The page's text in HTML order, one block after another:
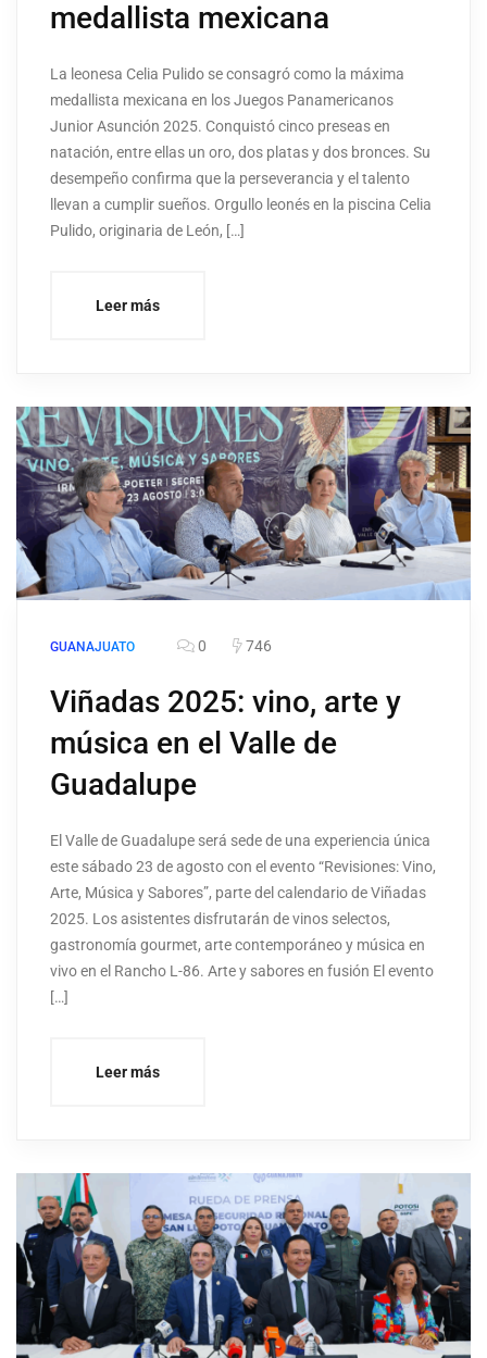
medallista mexicana
La leonesa Celia Pulido se consagró como la máxima
medallista mexicana en los Juegos Panamericanos
Junior Asunción 2025. Conquistó cinco preseas en
natación, entre ellas un oro, dos platas y dos bronces. Su
desempeño confirma que la perseverancia y el talento
llevan a cumplir sueños. Orgullo leonés en la piscina Celia
Pulido, originaria de León, […]
Leer más
GUANAJUATO 0 746
Viñadas 2025: vino, arte y
música en el Valle de
Guadalupe
El Valle de Guadalupe será sede de una experiencia única
este sábado 23 de agosto con el evento “Revisiones: Vino,
Arte, Música y Sabores”, parte del calendario de Viñadas
2025. Los asistentes disfrutarán de vinos selectos,
gastronomía gourmet, arte contemporáneo y música en
vivo en el Rancho L-86. Arte y sabores en fusión El evento
[…]
Leer más